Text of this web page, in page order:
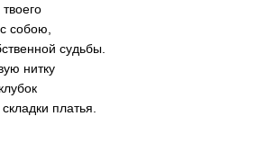
собою,
судьбы.
нитку
платья.